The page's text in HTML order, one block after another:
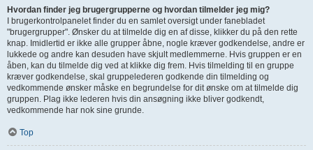
Hvordan finder jeg brugergrupperne og hvordan tilmelder jeg mig?
I brugerkontrolpanelet finder du en samlet oversigt under fanebladet
"brugergrupper". Ønsker du at tilmelde dig en af disse, klikker du på den rette
knap. Imidlertid er ikke alle grupper åbne, nogle kræver godkendelse, andre er
lukkede og andre kan desuden have skjult medlemmerne. Hvis gruppen er en
åben, kan du tilmelde dig ved at klikke dig frem. Hvis tilmelding til en gruppe
kræver godkendelse, skal gruppelederen godkende din tilmelding og
vedkommende ønsker måske en begrundelse for dit ønske om at tilmelde dig
gruppen. Plag ikke lederen hvis din ansøgning ikke bliver godkendt,
vedkommende har nok sine grunde.
Top